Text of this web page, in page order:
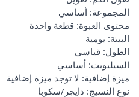
المجموعة: أساسي
محتوى العبوة: قطعة واحدة
البيئة: يومية
الطول: قياسي
السيليويت: أساسي
ميزة إضافية: لا توجد ميزة إضافية
نوع النسيج: دايجر/سكوبا